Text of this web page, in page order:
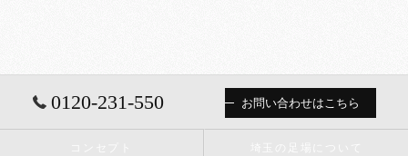
0120-231-550 お問い合わせはこちら